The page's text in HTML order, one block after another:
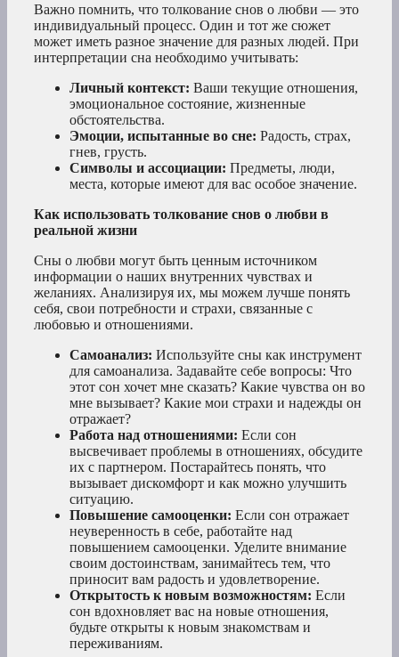
Важно помнить, что толкование снов о любви — это
индивидуальный процесс. Один и тот же сюжет
может иметь разное значение для разных людей. При
интерпретации сна необходимо учитывать:
Личный контекст: Ваши текущие отношения,
эмоциональное состояние, жизненные
обстоятельства.
Эмоции, испытанные во сне: Радость, страх,
гнев, грусть.
Символы и ассоциации: Предметы, люди,
места, которые имеют для вас особое значение.
Как использовать толкование снов о любви в
реальной жизни
Сны о любви могут быть ценным источником
информации о наших внутренних чувствах и
желаниях. Анализируя их, мы можем лучше понять
себя, свои потребности и страхи, связанные с
любовью и отношениями.
Самоанализ: Используйте сны как инструмент
для самоанализа. Задавайте себе вопросы: Что
этот сон хочет мне сказать? Какие чувства он во
мне вызывает? Какие мои страхи и надежды он
отражает?
Работа над отношениями: Если сон
высвечивает проблемы в отношениях, обсудите
их с партнером. Постарайтесь понять, что
вызывает дискомфорт и как можно улучшить
ситуацию.
Повышение самооценки: Если сон отражает
неуверенность в себе, работайте над
повышением самооценки. Уделите внимание
своим достоинствам, занимайтесь тем, что
приносит вам радость и удовлетворение.
Открытость к новым возможностям: Если
сон вдохновляет вас на новые отношения,
будьте открыты к новым знакомствам и
переживаниям.